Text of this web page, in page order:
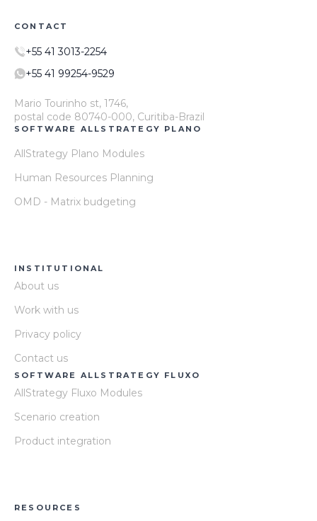
CONTACT
+55 41 3013-2254
+55 41 99254-9529
Mario Tourinho st, 1746,
postal code 80740-000, Curitiba-Brazil
SOFTWARE ALLSTRATEGY PLANO
AllStrategy Plano Modules
Human Resources Planning
OMD - Matrix budgeting
INSTITUTIONAL
About us
Work with us
Privacy policy
Contact us
SOFTWARE ALLSTRATEGY FLUXO
AllStrategy Fluxo Modules
Scenario creation
Product integration
RESOURCES